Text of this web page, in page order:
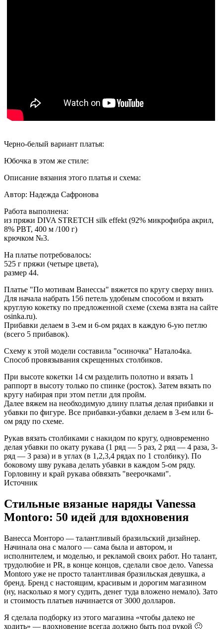
Черно-белый вариант платья:
Юбочка в этом же стиле:
Описание вязания этого платья и схема:
Автор: Надежда Сафронова
Работа выполнена:
из пряжи DIVA STRETCH silk effekt (92% микрофибра акрил,
8% PBT, 400 м /100 г)
крючком №3.
На платье потребовалось:
525 г пряжи (четыре цвета),
размер 44.
Платье "По мотивам Ванессы" вяжется по кругу сверху вниз.
Для начала набрать 156 петель удобным способом и вязать
круглую кокетку по предложенной схеме (схема взята на сайте
osinka.ru).
Прибавки делаем в 3-ем и 6-ом рядах в каждую 6-ую петлю
(всего 5 прибавок).
Схему к этой модели составила "осиночка" Натало4ка.
Способ провязывания скрещенных столбиков.
При высоте кокетки 14 см разделить полотно и вязать 1
раппорт в высоту только по спинке (росток). Затем вязать по
кругу набирая при этом петли для пройм.
Далее вяжем на необходимую длину платья делая прибавки и
убавки по фигуре. Все прибавки-убавки делаем в 3-ем или 6-
ом ряду по схеме.
Рукав вязать столбиками с накидом по кругу, одновременно
делая убавки по окату рукава (1 ряд — 5 раз, 2 ряд — 4 раза, 3-
ряд — 3 раза) и в углах (в 1,2,3,4 рядах по 1 столбику). По
боковому шву рукава делать убавки в каждом 5-ом ряду.
Горловину и край рукава обвязать "веерочками".
Источник
Стильные вязаные наряды Vanessa
Montoro: 50 идей для вдохновения
Ванесса Монторо — талантливый бразильский дизайнер.
Начинала она с малого — сама была и автором, и
исполнителем, и моделью, и рекламой своих работ. Но талант,
трудолюбие и PR, в конце концов, сделали свое дело. Vanessa
Montoro уже не просто талантливая бразильская девушка, а
бренд. Бренд с настоящим, красивым и дорогим магазином
(ну, насколько я могу судить, денег туда вложено немало). Зато
и стоимость платьев начинается от 3000 долларов.
Я сделала подборку из этого магазина «чтобы далеко не
ходить» — вдохновение всегда должно быть под рукой 🙂